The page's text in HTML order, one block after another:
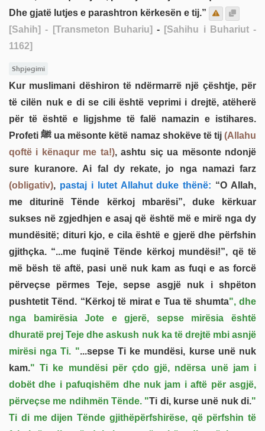
Dhe gjatë lutjes e parashtron kërkesën e tij.”
[Sahih] - [Transmeton Buhariu] - [Sahihu i Buhariut -
1162]
Shpjegimi
Kur muslimani dëshiron të ndërmarrë një çështje, për
të cilën nuk e di se cili është veprimi i drejtë, atëherë
për të është e ligjshme të falë namazin e istihares.
Profeti ﷺ ua mësonte këtë namaz shokëve të tij(Allahu
qoftë i kënaqur me ta!), ashtu siç ua mësonte ndonjë
sure kuranore. Ai fal dy rekate, jo nga namazi farz
(obligativ), pastaj i lutet Allahut duke thënë: “O Allah,
me diturinë Tënde kërkoj mbarësi”, duke kërkuar
sukses në zgjedhjen e asaj që është më e mirë nga dy
mundësitë; dituri kjo, e cila është e gjerë dhe përfshin
gjithçka. “...me fuqinë Tënde kërkoj mundësi!”, që të
më bësh të aftë, pasi unë nuk kam as fuqi e as forcë
përveçse përmes Teje, sepse asgjë nuk i shpëton
pushtetit Tënd. “Kërkoj të mirat e Tua të shumta", dhe
nga bamirësia Jote e gjerë, sepse mirësia është
dhuratë prej Teje dhe askush nuk ka të drejtë mbi asnjë
mirësi nga Ti. "...sepse Ti ke mundësi, kurse unë nuk
kam." Ti ke mundësi për çdo gjë, ndërsa unë jam i
dobët dhe i pafuqishëm dhe nuk jam i aftë për asgjë,
përveçse me ndihmën Tënde. "Ti di, kurse unë nuk di."
Ti di me dijen Tënde gjithëpërfshirëse, që përfshin të